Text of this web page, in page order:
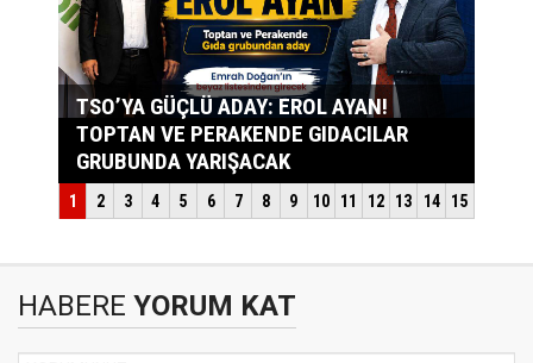
HABERE YORUM KAT